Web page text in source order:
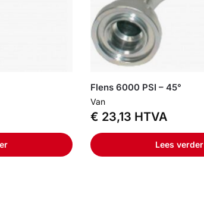
Flens 6000 PSI – 45°
Van
€ 23,13 HTVA
Lees verder